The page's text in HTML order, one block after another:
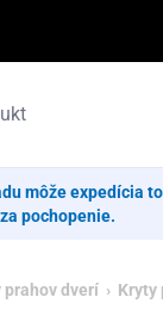
môže expedícia
pochopenie.
prahov dverí › Kryty